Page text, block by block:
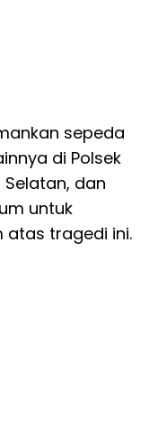
sepeda
di Polsek
Selatan, dan
untuk
atas tragedi ini.